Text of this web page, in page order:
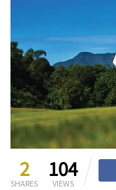
2
SHARES
104
VIEWS